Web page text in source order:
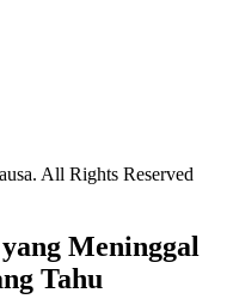
All Rights Reserved
Meninggal
Tahu